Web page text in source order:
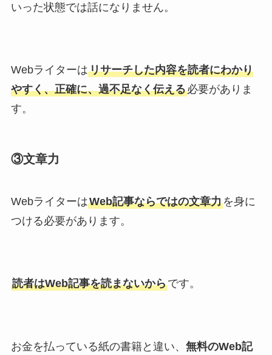
いった状態では話になりません。
Webライターはリサーチした内容を読者にわかり
やすく、正確に、過不足なく伝える必要がありま
す。
③文章力
WebライターはWeb記事ならではの文章力を身に
つける必要があります。
読者はWeb記事を読まないからです。
お金を払っている紙の書籍と違い、 無料のWeb記